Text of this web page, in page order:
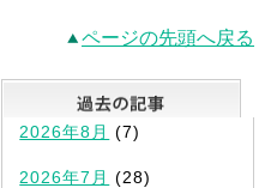
ページの先頭へ戻る
最新記事一覧
2026年8月 (7)
2026年7月 (28)